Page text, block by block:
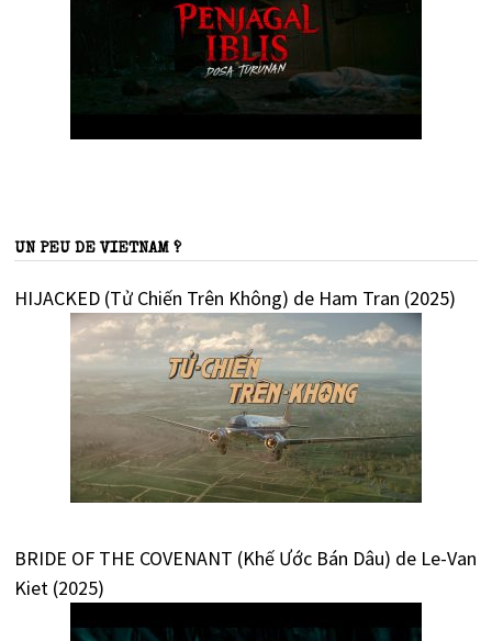
UN PEU DE VIETNAM ?
HIJACKED (Tử Chiến Trên Không) de Ham Tran (2025)
BRIDE OF THE COVENANT (Khế Ước Bán Dâu) de Le-Van
Kiet (2025)